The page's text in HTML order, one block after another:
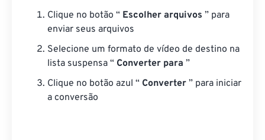
Clique no botão “ Escolher arquivos ” para
enviar seus arquivos
Selecione um formato de vídeo de destino na
lista suspensa “ Converter para ”
Clique no botão azul “ Converter ” para iniciar
a conversão